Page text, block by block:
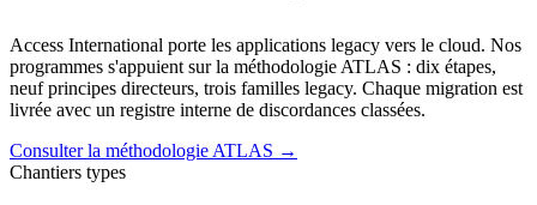
Access International porte les applications legacy vers le cloud. Nos
programmes s'appuient sur la méthodologie ATLAS : dix étapes,
neuf principes directeurs, trois familles legacy. Chaque migration est
livrée avec un registre interne de discordances classées.
Consulter la méthodologie ATLAS →
Chantiers types